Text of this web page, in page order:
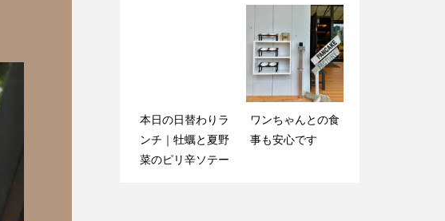
本日の日替わりラ
ンチ｜牡蠣と夏野
菜のピリ辛ソテー
ワンちゃんとの食
事も安心です
本日からお得に、
リニューアルとな
りました
ピザ ＆ パンケー
キ?は ランチ、デ